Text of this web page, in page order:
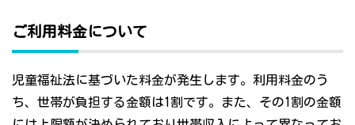
ご利用料金について
児童福祉法に基づいた料金が発生します。利用料金のう
ち、世帯が負担する金額は1割です。また、その1割の金額